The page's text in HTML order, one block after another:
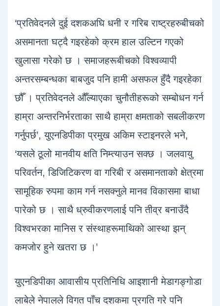
‘प्रतिवेदनले दुई दशकअघि धनी र गरिब राष्ट्रहरुबीचको
असमानता घट्दै गइरहेको क्रम हाल उल्टिन गएको
खुलासा गरेको छ । समाजहरूबीचको विश्वव्यापी
अन्तरसम्बन्धका बाबजुद पनि हामी असफल हुँदै गइरहेका
छौँ । प्रतिवेदनले औँल्याएका चुनौतीहरूको सम्बोधन गर्न
हाम्रा अन्तरनिर्भरताका साथै हाम्रा क्षमताको सबलीकरण
गर्नुपर्छ’, युएनडिपीका प्रमुख अकिम स्टाइनरले भने,
‘यसले ठूलो मानवीय क्षति निम्त्याउन सक्छ । जलवायु
परिवर्तन, डिजिटिकरण वा गरिबी र असमानताको क्षेत्रमा
सामूहिक रुपमा काम गर्न नसक्नुले मानव विकासमा बाधा
पारेको छ । साथै ध्रुवीकरणलाई पनि तीव्र बनाउँदै
विश्वभरका मानिस र संस्थाहरूमाथिको आस्था झन्
कमजोर हुने खतरा छ ।’
युएनडिपीका आवासीय प्रतिनिधि आइशानी मेडागङ्गोडा
लाबेले नेपालले विगत पाँच दशकमा प्रगति गरे पनि